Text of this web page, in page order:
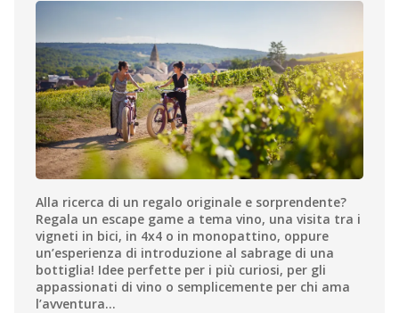
Alla ricerca di un regalo originale e sorprendente?
Regala un escape game a tema vino, una visita tra i
vigneti in bici, in 4x4 o in monopattino, oppure
un’esperienza di introduzione al sabrage di una
bottiglia! Idee perfette per i più curiosi, per gli
appassionati di vino o semplicemente per chi ama
l’avventura…